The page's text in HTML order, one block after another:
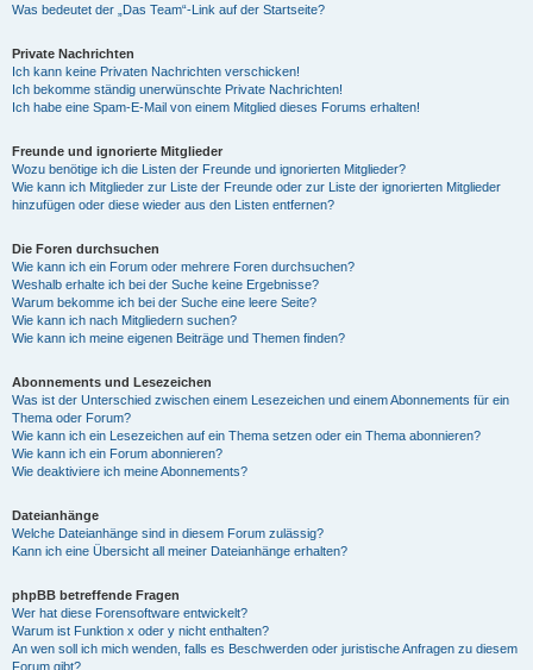
Was bedeutet der „Das Team“-Link auf der Startseite?
Private Nachrichten
Ich kann keine Privaten Nachrichten verschicken!
Ich bekomme ständig unerwünschte Private Nachrichten!
Ich habe eine Spam-E-Mail von einem Mitglied dieses Forums erhalten!
Freunde und ignorierte Mitglieder
Wozu benötige ich die Listen der Freunde und ignorierten Mitglieder?
Wie kann ich Mitglieder zur Liste der Freunde oder zur Liste der ignorierten Mitglieder
hinzufügen oder diese wieder aus den Listen entfernen?
Die Foren durchsuchen
Wie kann ich ein Forum oder mehrere Foren durchsuchen?
Weshalb erhalte ich bei der Suche keine Ergebnisse?
Warum bekomme ich bei der Suche eine leere Seite?
Wie kann ich nach Mitgliedern suchen?
Wie kann ich meine eigenen Beiträge und Themen finden?
Abonnements und Lesezeichen
Was ist der Unterschied zwischen einem Lesezeichen und einem Abonnements für ein
Thema oder Forum?
Wie kann ich ein Lesezeichen auf ein Thema setzen oder ein Thema abonnieren?
Wie kann ich ein Forum abonnieren?
Wie deaktiviere ich meine Abonnements?
Dateianhänge
Welche Dateianhänge sind in diesem Forum zulässig?
Kann ich eine Übersicht all meiner Dateianhänge erhalten?
phpBB betreffende Fragen
Wer hat diese Forensoftware entwickelt?
Warum ist Funktion x oder y nicht enthalten?
An wen soll ich mich wenden, falls es Beschwerden oder juristische Anfragen zu diesem
Forum gibt?